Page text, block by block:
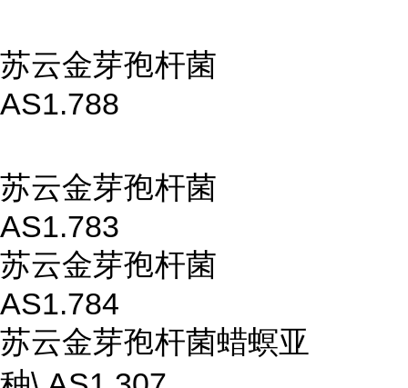
苏云金芽孢杆菌
AS1.788
苏云金芽孢杆菌
AS1.783
苏云金芽孢杆菌
AS1.784
苏云金芽孢杆菌蜡螟亚